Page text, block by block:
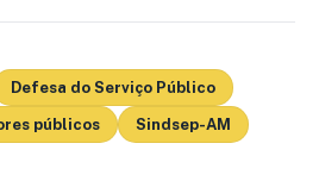
Defesa do Serviço Público
públicos Sindsep-AM